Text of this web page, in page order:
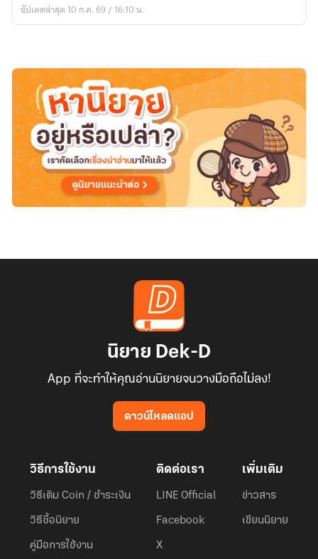
อัปเดตล่าสุด 10 ก.ค. 69 / 16:10 น.
นิยาย Dek-D
App ที่จะทำให้คุณอ่านนิยายจนวางมือถือไม่ลง!
ดาวน์โหลดแอป
วิธีการใช้งาน
วิธีเติม Coin / ชำระเงิน
วิธีซื้อนิยาย
คู่มือการใช้งาน
ติดต่อเรา
LINE Official
Facebook
X
เพิ่มเติม
ข่าวสาร
เขียนนิยาย